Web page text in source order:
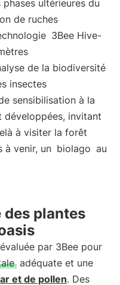
ultérieures du
de ruches
3Bee Hive-
de la biodiversité
insectes
sensibilisation à la
développées, invitant
à visiter la forêt
à venir, un biolago au
des plantes
par 3Bee pour
adéquate et une
et de pollen. Des